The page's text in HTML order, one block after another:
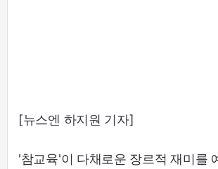
[뉴스엔 하지원 기자]
'참교육'이 다채로운 장르적 재미를